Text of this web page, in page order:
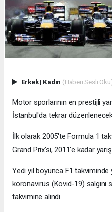
Erkek| Kadın (Haberi Sesli
Motor sporlarının en prestijli
İstanbul'da tekrar
İlk olarak 2005'te Formula 1
Grand Prix'si, 2011'e kadar
Yedi yıl boyunca F1
koronavirüs (Kovid-19) salgını
takvimine alındı.